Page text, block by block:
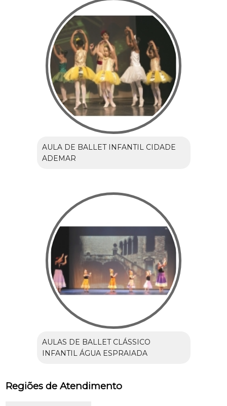
AULA DE BALLET INFANTIL CIDADE
ADEMAR
AULAS DE BALLET CLÁSSICO
INFANTIL ÁGUA ESPRAIADA
Regiões de Atendimento